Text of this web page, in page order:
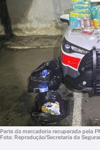
Parte da mercadoria recuperada pela
Foto: Reprodução/Secretaria da